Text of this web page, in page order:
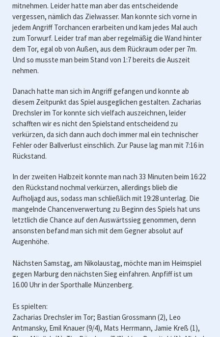
mitnehmen. Leider hatte man aber das entscheidende
vergessen, nämlich das Zielwasser. Man konnte sich vorne in
jedem Angriff Torchancen erarbeiten und kam jedes Mal auch
zum Torwurf. Leider traf man aber regelmäßig die Wand hinter
dem Tor, egal ob von Außen, aus dem Rückraum oder per 7m.
Und so musste man beim Stand von 1:7 bereits die Auszeit
nehmen.
Danach hatte man sich im Angriff gefangen und konnte ab
diesem Zeitpunkt das Spiel ausgeglichen gestalten. Zacharias
Drechsler im Tor konnte sich vielfach auszeichnen, leider
schafften wir es nicht den Spielstand entscheidend zu
verkürzen, da sich dann auch doch immer mal ein technischer
Fehler oder Ballverlust einschlich. Zur Pause lag man mit 7:16 in
Rückstand.
In der zweiten Halbzeit konnte man nach 33 Minuten beim 16:22
den Rückstand nochmal verkürzen, allerdings blieb die
Aufholjagd aus, sodass man schließlich mit 19:28 unterlag. Die
mangelnde Chancenverwertung zu Beginn des Spiels hat uns
letztlich die Chance auf den Auswärtssieg genommen, denn
ansonsten befand man sich mit dem Gegner absolut auf
Augenhöhe.
Nächsten Samstag, am Nikolaustag, möchte man im Heimspiel
gegen Marburg den nächsten Sieg einfahren. Anpfiff ist um
16.00 Uhr in der Sporthalle Münzenberg.
Es spielten:
Zacharias Drechsler im Tor; Bastian Grossmann (2), Leo
Antmansky, Emil Knauer (9/4), Mats Herrmann, Jamie Kreß (1),